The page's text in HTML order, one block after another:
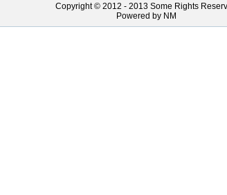
Copyright © 2012 - 2013 Some Rights
Powered by NM